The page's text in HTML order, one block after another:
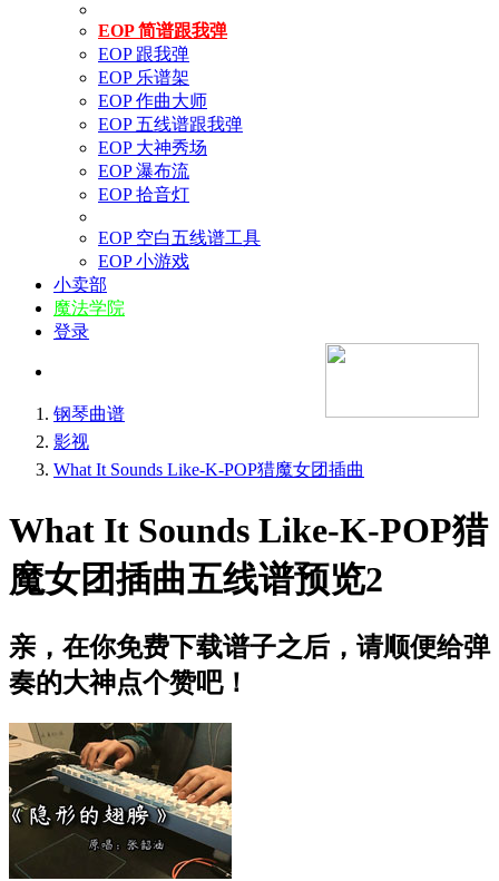
EOP 简谱跟我弹
EOP 跟我弹
EOP 乐谱架
EOP 作曲大师
EOP 五线谱跟我弹
EOP 大神秀场
EOP 瀑布流
EOP 拾音灯
EOP 空白五线谱工具
EOP 小游戏
小卖部
魔法学院
登录
钢琴曲谱
影视
What It Sounds Like-K-POP猎魔女团插曲
What It Sounds Like-K-POP猎
魔女团插曲五线谱预览2
亲，在你免费下载谱子之后，请顺便给弹
奏的大神点个赞吧！